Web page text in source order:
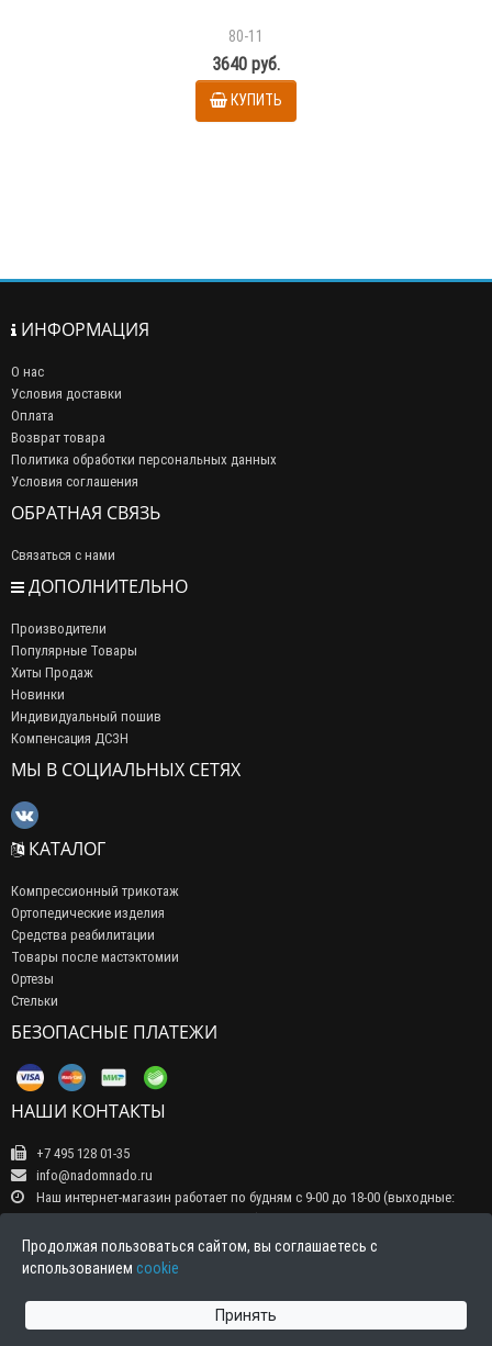
80-11
3640 руб.
КУПИТЬ
Продолжая пользоваться сайтом, вы соглашаетесь с
использованием cookie
Принять
ИНФОРМАЦИЯ
О нас
Условия доставки
Оплата
Возврат товара
Политика обработки персональных данных
Условия соглашения
ОБРАТНАЯ СВЯЗЬ
Связаться с нами
ДОПОЛНИТЕЛЬНО
Производители
Популярные Товары
Хиты Продаж
Новинки
Индивидуальный пошив
Компенсация ДСЗН
МЫ В СОЦИАЛЬНЫХ СЕТЯХ
КАТАЛОГ
Компрессионный трикотаж
Ортопедические изделия
Средства реабилитации
Товары после мастэктомии
Ортезы
Стельки
БЕЗОПАСНЫЕ ПЛАТЕЖИ
НАШИ КОНТАКТЫ
+7 495 128 01-35
info@nadomnado.ru
Наш интернет-магазин работает по будням с 9-00 до 18-00 (выходные:
суббота, воскресенье, праздничные дни) Прием заказов на сайте -
круглосуточно, обрабатываются заказы в рабочие дни с 9-00 до 18-00
Индекс 111141, г. Москва, ул. 3-й проезд Перова поля д 4а тел.+7 495 128
Интернет магазин Nadomnado.ru © 2026